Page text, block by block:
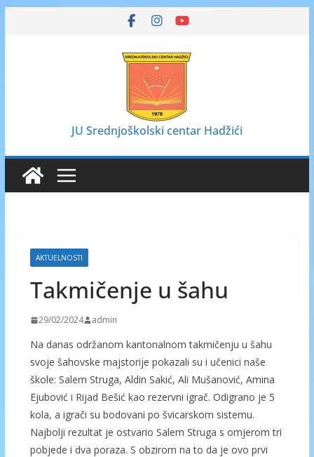
JU Srednjoškolski centar Hadžići
AKTUELNOSTI
Takmičenje u šahu
29/02/2024 admin
Na danas održanom kantonalnom takmičenju u šahu
svoje šahovske majstorije pokazali su i učenici naše
škole: Salem Struga, Aldin Sakić, Ali Mušanović, Amina
Ejubović i Rijad Bešić kao rezervni igrač. Odigrano je 5
kola, a igrači su bodovani po švicarskom sistemu.
Najbolji rezultat je ostvario Salem Struga s omjerom tri
pobjede i dva poraza. S obzirom na to da je ovo prvi